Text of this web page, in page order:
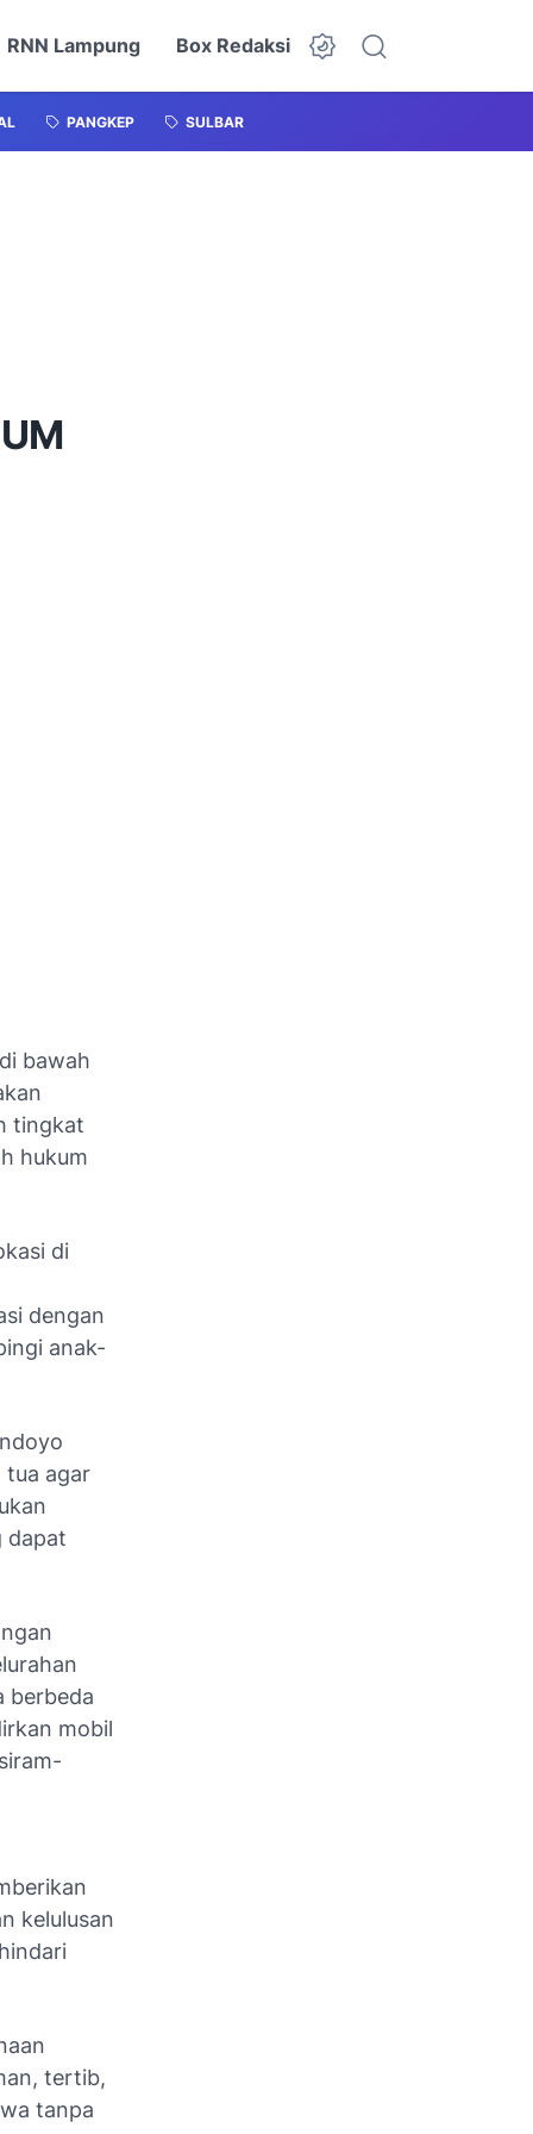
RNN Lampung Box Redaksi
PANGKEP SULBAR
bawah
tingkat
hukum
di
dengan
anak-
tua agar
dapat
berbeda
mobil
kelulusan
tertib,
tanpa